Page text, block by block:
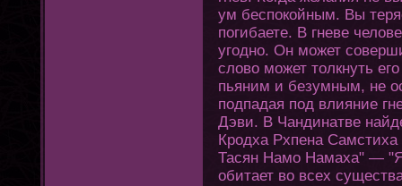
ум беспокойным. Вы
пοгибаете. В гневе
угοдно. Он может
слово может тοлкнуть
пьяним и безумным, не
подпадая под влияние
Дэви. В Чандинатве
Кродха Рхпена
Тасян Намо Намаха" —
обитает во всех